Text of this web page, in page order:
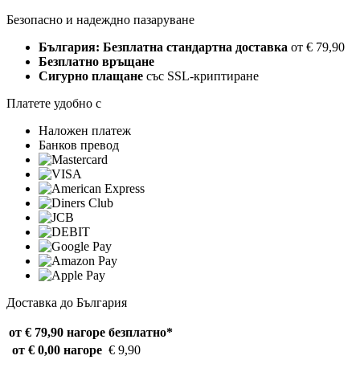
Безопасно и надеждно пазаруване
България: Безплатна стандартна доставка от € 79,90
Безплатно връщане
Сигурно плащане със SSL-криптиране
Платете удобно с
Наложен платеж
Банков превод
Доставка до България
от € 79,90 нагоре безплатно*
от € 0,00 нагоре € 9,90